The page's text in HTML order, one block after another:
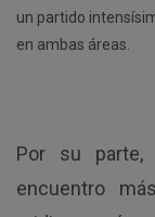
un partido
en ambas áreas.
Por su parte,
encuentro